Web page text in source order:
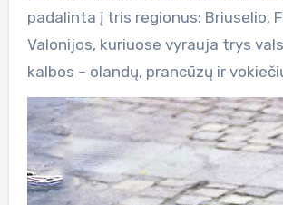
padalinta į tris regionus: Briuselio,
Valonijos, kuriuose vyrauja trys
kalbos – olandų, prancūzų ir